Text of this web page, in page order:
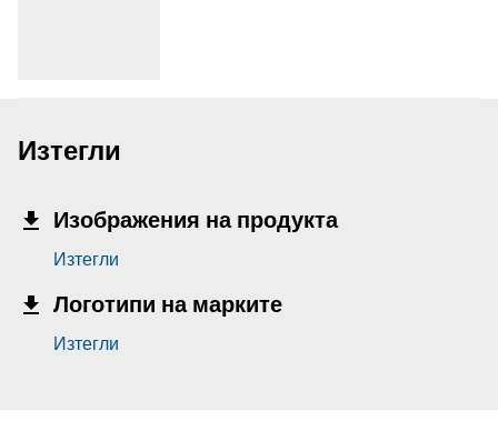
Изтегли
Изображения на продукта
Изтегли
Логотипи на марките
Изтегли